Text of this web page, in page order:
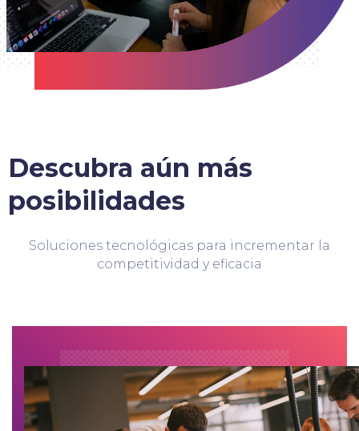
Descubra aún más
posibilidades
Soluciones tecnológicas para incrementar la
competitividad y eficacia